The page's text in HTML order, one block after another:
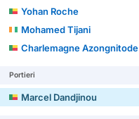
Yohan Roche
Mohamed Tijani
Charlemagne Azongnitode
Portieri
Marcel Dandjinou